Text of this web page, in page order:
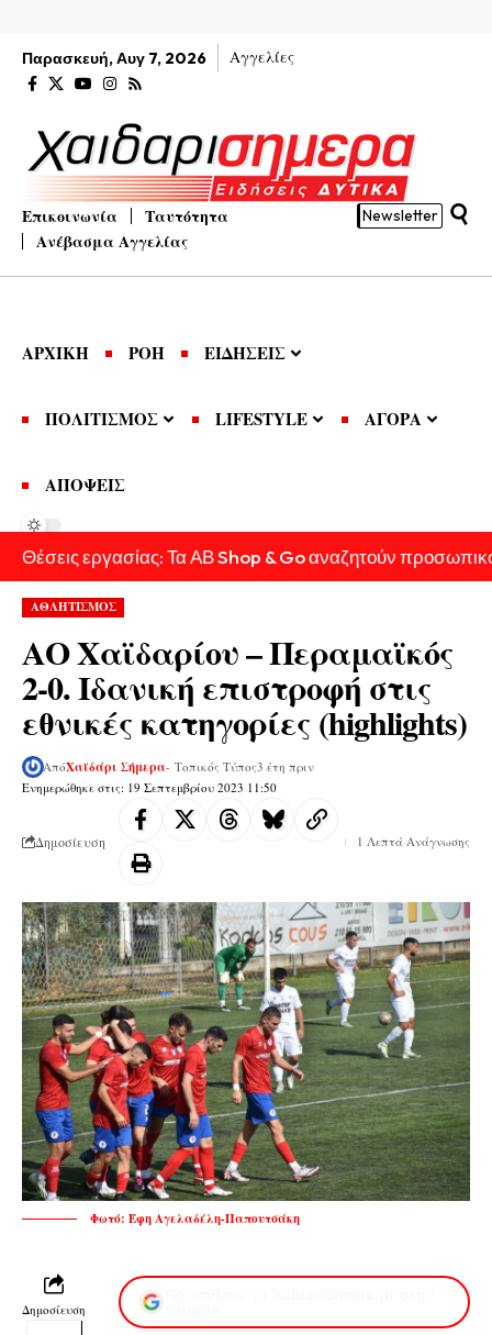
Παρασκευή, Αυγ 7, 2026 Αγγελίες
Επικοινωνία
Ταυτότητα
Ανέβασμα Αγγελίας
Newsletter
ΑΡΧΙΚΗ ΡΟΗ ΕΙΔΗΣΕΙΣ
ΠΟΛΙΤΙΣΜΟΣ LIFESTYLE ΑΓΟΡΑ
ΑΠΟΨΕΙΣ
Θέσεις εργασίας: Τα ΑΒ Shop & Go αναζητούν
ΑΘΛΗΤΙΣΜΟΣ
ΑΟ Χαϊδαρίου – Περαμαϊκός
2-0. Ιδανική επιστροφή στις
εθνικές κατηγορίες (highlights)
Ενημερώθηκε στις: 19 Σεπτεμβρίου 2023 11:50
ΑπόΧαϊδάρι Σήμερα- Τοπικός Τύπος3 έτη πριν
Δημοσίευση 1 Λεπτά Ανάγνωσης
Φωτό: Έφη Αγελαδέλη-Παπουτσάκη
Δημοσίευση